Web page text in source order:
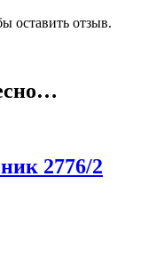
оставить отзыв.
2776/2